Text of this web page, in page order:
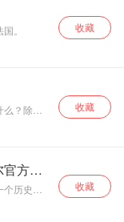
。
收藏
？除了
用语
平常和
的语言
字的古今
以
源流演
己的母
收藏
方传
历史学
，温斯
在这本自
收藏